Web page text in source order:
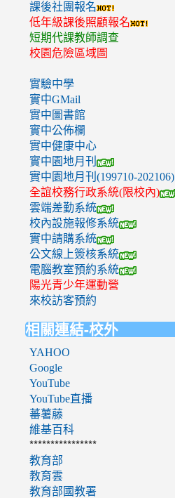
課後社團報名
低年級課後照顧報名
短期代課教師調查
校園危險區域圖
實驗中學
實中GMail
實中圖書館
實中公佈欄
實中健康中心
實中園地月刊
實中園地月刊(199710-202106)
全誼校務行政系統(限校內)
雲端差勤系統
校內設施報修系統
實中請購系統
公文線上簽核系統
電腦教室預約系統
陽光青少年運動營
來校訪客預約
相關連結-校外
YAHOO
Google
YouTube
YouTube直播
蕃薯藤
維基百科
****************
教育部
教育雲
教育部國教署